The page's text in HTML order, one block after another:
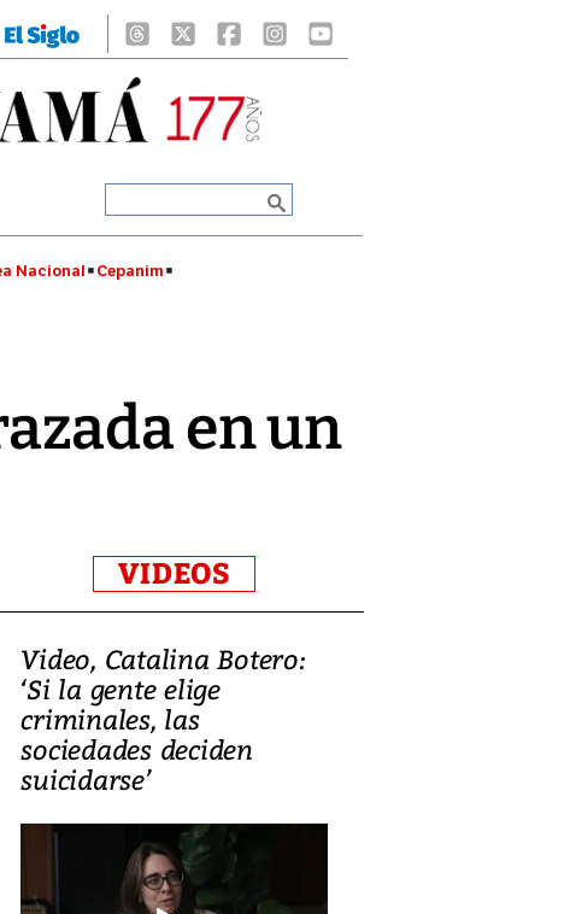
Nacional Cepanim
en un
VIDEOS
Video, Catalina Botero:
‘Si la gente elige
criminales, las
sociedades deciden
suicidarse’